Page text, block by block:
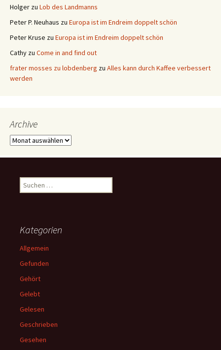
Holger zu Lob des Landmanns
Peter P. Neuhaus zu Europa ist im Endreim doppelt schön
Peter Kruse zu Europa ist im Endreim doppelt schön
Cathy zu Come in and find out
frater mosses zu lobdenberg zu Alles kann durch Kaffee verbessert
werden
Archive
Archive
Suchen
nach:
Kategorien
Allgemein
Gefunden
Gehört
Gelebt
Gelesen
Geschrieben
Gesehen